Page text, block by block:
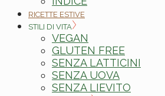
RICETTE ESTIVE
STILI DI VITA
VEGAN
GLUTEN FREE
SENZA LATTICINI
SENZA UOVA
SENZA LIEVITO